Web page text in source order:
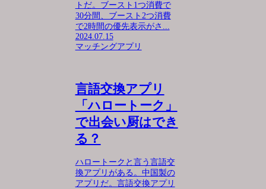
トだ。ブースト1つ消費で
30分間、ブースト2つ消費
で2時間の優先表示がさ...
2024.07.15
マッチングアプリ
言語交換アプリ
「ハロートーク」
で出会い厨はでき
る？
ハロートークと言う言語交
換アプリがある。中国製の
アプリだ。言語交換アプリ